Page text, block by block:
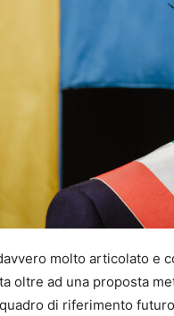
molto articolato e
oltre ad una proposta
di riferimento